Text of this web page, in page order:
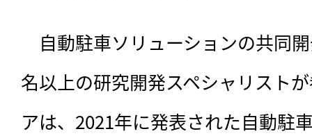
自動駐車ソリューションの共同
名以上の研究開発スペシャリスト
アは、2021年に発表された自動駐